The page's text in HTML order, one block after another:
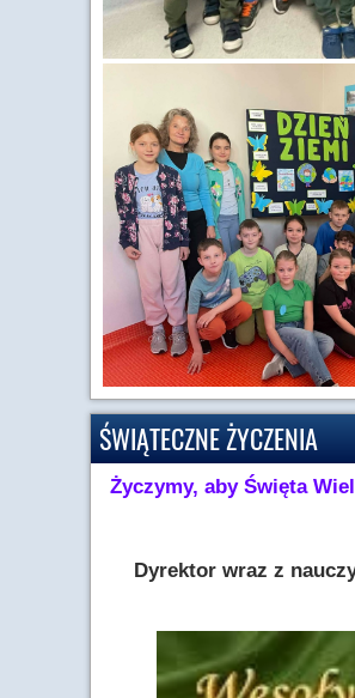
ŚWIĄTECZNE ŻYCZENIA
Życzymy, aby Święta
Dyrektor wraz z